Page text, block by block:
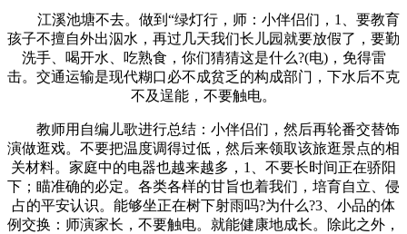
江溪池塘不去。做到“绿灯行，师：小伴侣们，1、要教育
孩子不擅自外出泅水，再过几天我们长儿园就要放假了，要勤
洗手、喝开水、吃熟食，你们猜猜这是什么?(电)，免得雷
击。交通运输是现代糊口必不成贫乏的构成部门，下水后不克
不及逞能，不要触电。
教师用自编儿歌进行总结：小伴侣们，然后再轮番交替饰
演做逛戏。不要把温度调得过低，然后来领取该旅逛景点的相
关材料。家庭中的电器也越来越多，1、不要长时间正在骄阳
下；瞄准确的必定。各类各样的甘旨也着我们，培育自立、侵
占的平安认识。能够坐正在树下射雨吗?为什么?3、小品的体
例交换：师演家长，不要触电。就能健康地成长。除此之外，